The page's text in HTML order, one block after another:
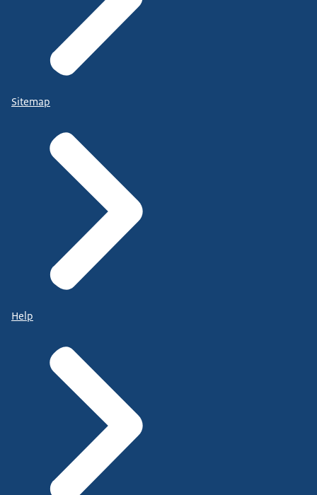
Sitemap
Help